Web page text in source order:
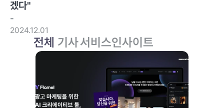
겠다"
-
2024.12.01
전체 기사서비스인사이트